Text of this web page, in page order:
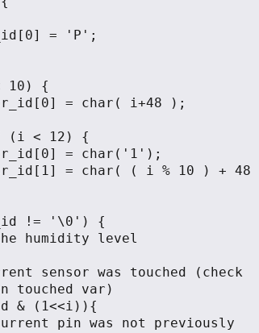
touched var)